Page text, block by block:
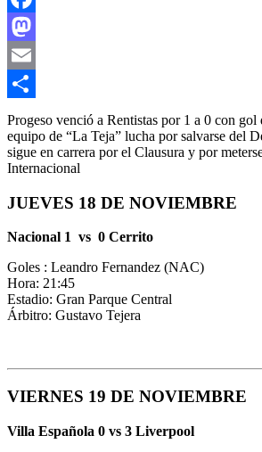
Facebook
Mastodon
Email
Compartir
Progeso venció a Rentistas por 1 a 0 con gol
equipo de “La Teja” lucha por salvarse del
sigue en carrera por el Clausura y por
Internacional
JUEVES 18 DE NOVIEMBRE
Nacional 1 vs 0 Cerrito
Goles : Leandro Fernandez (NAC)
Hora: 21:45
Estadio: Gran Parque Central
Árbitro: Gustavo Tejera
VIERNES 19 DE NOVIEMBRE
Villa Española 0 vs 3 Liverpool